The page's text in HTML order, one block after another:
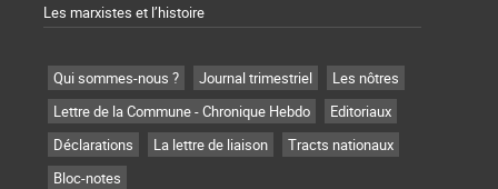
Les marxistes et l’histoire
Qui sommes-nous ? Journal trimestriel
Les nôtres
Lettre de la Commune - Chronique Hebdo
Editoriaux
Déclarations
La lettre de liaison
Tracts nationaux
Bloc-notes